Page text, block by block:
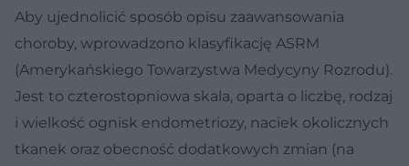
Aby ujednolicić sposób opisu zaawansowania
choroby, wprowadzono klasyfikację ASRM
(Amerykańskiego Towarzystwa Medycyny Rozrodu).
Jest to czterostopniowa skala, oparta o liczbę, rodzaj
i wielkość ognisk endometriozy, naciek okolicznych
tkanek oraz obecność dodatkowych zmian (na